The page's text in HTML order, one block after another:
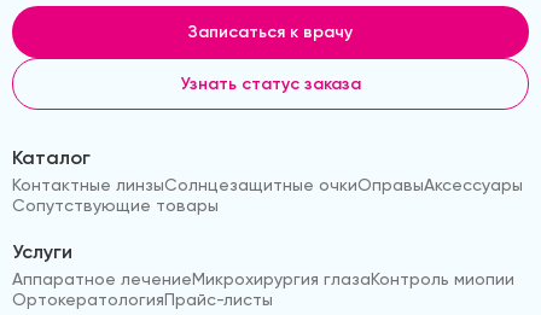
Записаться к врачу
Узнать статус заказа
Каталог
Контактные линзыСолнцезащитные очкиОправыАксессуары
Сопутствующие товары
Услуги
Аппаратное лечениеМикрохирургия глазаКонтроль миопии
ОртокератологияПрайс-листы